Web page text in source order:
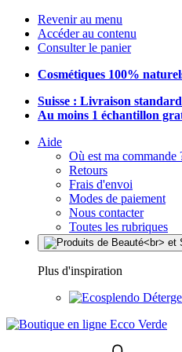
Revenir au menu
Accéder au contenu
Consulter le panier
Cosmétiques 100%
Suisse : Livraison
Au moins 1 échantillon
Aide
Où est ma commande
Retours
Frais d'envoi
Modes de paiement
Nous contacter
Toutes les rubriques
Plus d'inspiration